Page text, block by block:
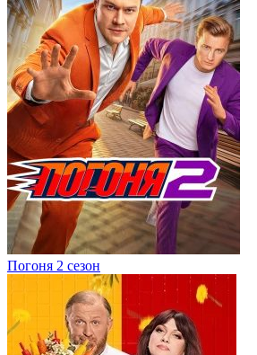
Погоня 2 сезон